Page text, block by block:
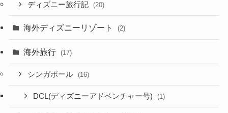
ディズニー旅行記 (20)
海外ディズニーリゾート (2)
海外旅行 (17)
シンガポール (16)
DCL(ディズニーアドベンチャー号) (1)